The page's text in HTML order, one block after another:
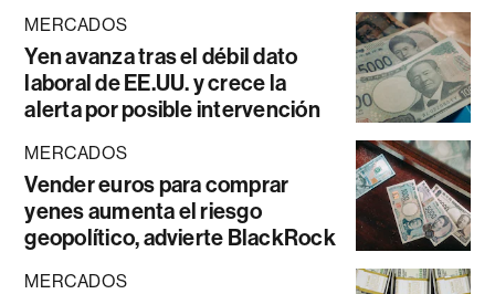
MERCADOS
Yen avanza tras el débil dato
laboral de EE.UU. y crece la
alerta por posible intervención
MERCADOS
Vender euros para comprar
yenes aumenta el riesgo
geopolítico, advierte BlackRock
MERCADOS